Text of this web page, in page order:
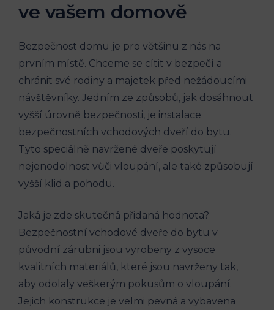
ve vašem domově
Bezpečnost domu je pro většinu z nás na
prvním místě. ‍Chceme se cítit v bezpečí a
chránit své rodiny a majetek před nežádoucími
návštěvníky. Jedním ze způsobů, jak dosáhnout
vyšší úrovně bezpečnosti, je instalace
bezpečnostních vchodových dveří do bytu.
Tyto speciálně navržené dveře poskytují⁢
nejenodolnost vůči vloupání, ale také způsobují
vyšší klid ‌a ⁢pohodu.
Jaká je zde skutečná přidaná hodnota? ​
Bezpečnostní vchodové dveře ​do bytu v
původní zárubni jsou vyrobeny z vysoce
kvalitních materiálů, které ⁤jsou navrženy tak,
aby odolaly veškerým pokusům o vloupání.
Jejich konstrukce je velmi pevná a vybavena